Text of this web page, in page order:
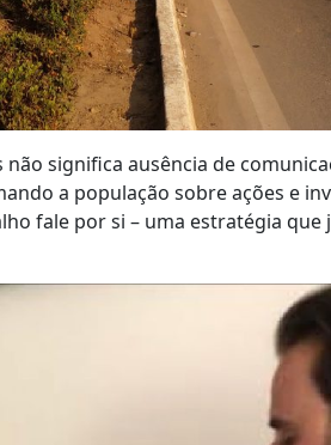
significa ausência de
a população sobre ações e
fale por si – uma estratégia que